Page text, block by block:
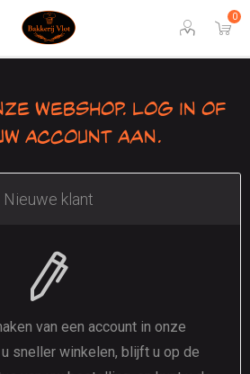
0
webshop. Log in of
account aan.
Nieuwe klant
van een account in onze
sneller winkelen, blijft u op de